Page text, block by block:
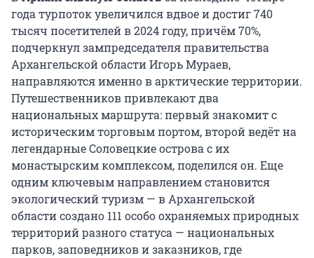
года турпоток увеличился вдвое и достиг 740
тысяч посетителей в 2024 году, причём 70%,
подчеркнул зампредседателя правительства
Архангельской области Игорь Мураев,
направляются именно в арктические территории.
Путешественников привлекают два
национальных маршрута: первый знакомит с
историческим торговым портом, второй ведёт на
легендарные Соловецкие острова с их
монастырским комплексом, поделился он. Еще
одним ключевым направлением становится
экологический туризм — в Архангельской
области создано 111 особо охраняемых природных
территорий разного статуса — национальных
парков, заповедников и заказников, где